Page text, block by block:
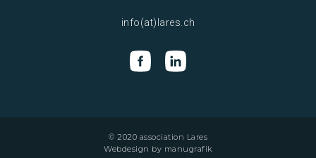
info(at)lares.ch
© 2020 association Lares
Webdesign by manugrafik